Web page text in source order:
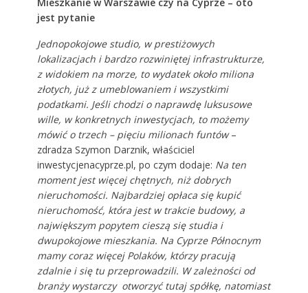
jest pytanie
Jednopokojowe studio, w prestiżowych
lokalizacjach i bardzo rozwiniętej infrastrukturze,
z widokiem na morze, to wydatek około miliona
złotych, już z umeblowaniem i wszystkimi
podatkami. Jeśli chodzi o naprawdę luksusowe
wille, w konkretnych inwestycjach, to możemy
mówić o trzech – pięciu milionach funtów–
zdradza Szymon Darznik, właściciel
inwestycjenacyprze.pl, po czym dodaje: Na ten
moment jest więcej chętnych, niż dobrych
nieruchomości. Najbardziej opłaca się kupić
nieruchomość, która jest w trakcie budowy, a
największym popytem cieszą się studia i
dwupokojowe mieszkania. Na Cyprze Północnym
mamy coraz więcej Polaków, którzy pracują
zdalnie i się tu przeprowadzili. W zależności od
branży wystarczy otworzyć tutaj spółkę, natomiast